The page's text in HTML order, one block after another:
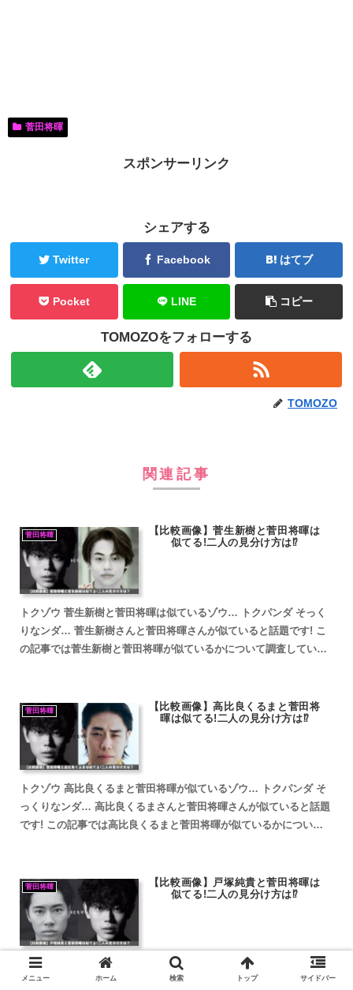
菅田将暉
スポンサーリンク
シェアする
Twitter Facebook はてブ
Pocket LINE コピー
TOMOZOをフォローする
TOMOZO
関連記事
菅田将暉
【比較画像】菅生新樹と菅田将暉は
似てる!二人の見分け方は⁉
トクゾウ 菅生新樹と菅田将暉は似ているゾウ… トクパンダ そっく
りなンダ… 菅生新樹さんと菅田将暉さんが似ていると話題です! こ
の記事では菅生新樹と菅田将暉が似ているかについて調査していき
菅田将暉
【比較画像】高比良くるまと菅田将
暉は似てる!二人の見分け方は⁉
トクゾウ 高比良くるまと菅田将暉が似ているゾウ… トクパンダ そ
っくりなンダ… 高比良くるまさんと菅田将暉さんが似ていると話題
です! この記事では高比良くるまと菅田将暉が似ているかについて
菅田将暉
【比較画像】戸塚純貴と菅田将暉は
似てる!二人の見分け方は⁉
トクゾウ 戸塚純貴と菅田将暉が似ているゾウ… トクパンダ そっく
りなンダ… 戸塚純貴さんと菅田将暉さんが似ていると話題です! こ
メニュー ホーム 検索 トップ サイドバー